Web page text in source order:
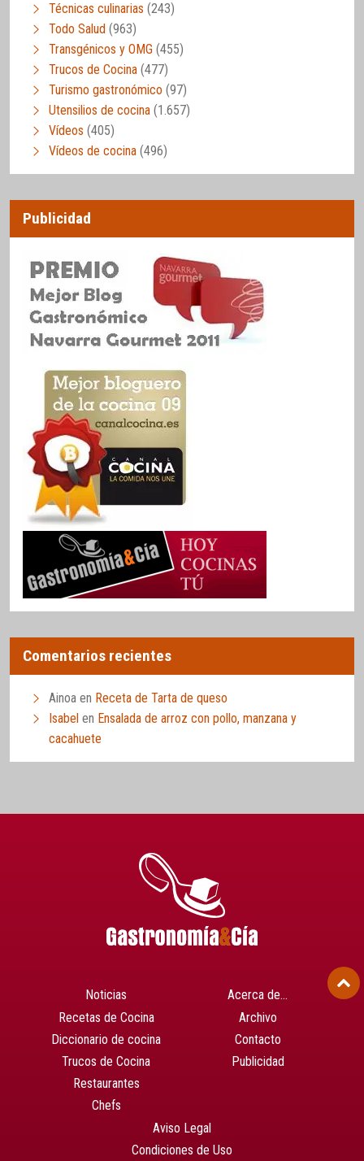
Técnicas culinarias (243)
Todo Salud (963)
Transgénicos y OMG (455)
Trucos de Cocina (477)
Turismo gastronómico (97)
Utensilios de cocina (1.657)
Vídeos (405)
Vídeos de cocina (496)
Publicidad
Comentarios recientes
Ainoa en Receta de Tarta de queso
Isabel en Ensalada de arroz con pollo, manzana y
cacahuete
Noticias
Recetas de Cocina
Diccionario de cocina
Trucos de Cocina
Restaurantes
Chefs
Acerca de…
Archivo
Contacto
Publicidad
Aviso Legal
Condiciones de Uso